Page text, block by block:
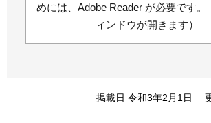
めには、Adobe Reader が必要です。
ィンドウが開きます）
掲載日 令和3年2月1日